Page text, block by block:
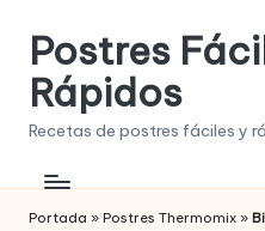
Saltar
contenido
Postres
Rápidos
Recetas de postres fáciles y
Portada » Postres Thermomix »